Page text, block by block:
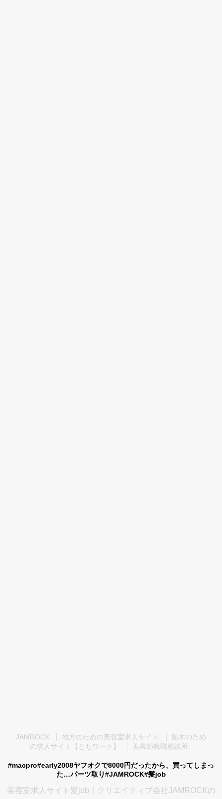
JAMROCK 地方のための美容室求人サイト
栃木のため
の求人サイト【とちワーク】
美容師就職相談所
#macpro#early2008ヤフオクで8000円だったから、買ってしまっ
た…パーツ取り#JAMROCK#髪job
美容室求人サイト髪job｜クリエイティブ会社JAMROCKの